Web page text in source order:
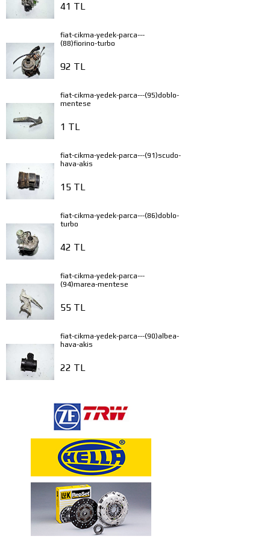
41 TL
fiat-cikma-yedek-parca---
(88)fiorino-turbo
92 TL
fiat-cikma-yedek-parca---(95)doblo-
mentese
1 TL
fiat-cikma-yedek-parca---(91)scudo-
hava-akis
15 TL
fiat-cikma-yedek-parca---(86)doblo-
turbo
42 TL
fiat-cikma-yedek-parca---
(94)marea-mentese
55 TL
fiat-cikma-yedek-parca---(90)albea-
hava-akis
22 TL